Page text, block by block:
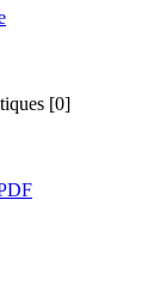
[0]